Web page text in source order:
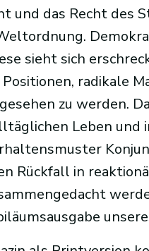
und das Recht des
sieht sich
radikale
zu werden.
Leben
Rückfall in